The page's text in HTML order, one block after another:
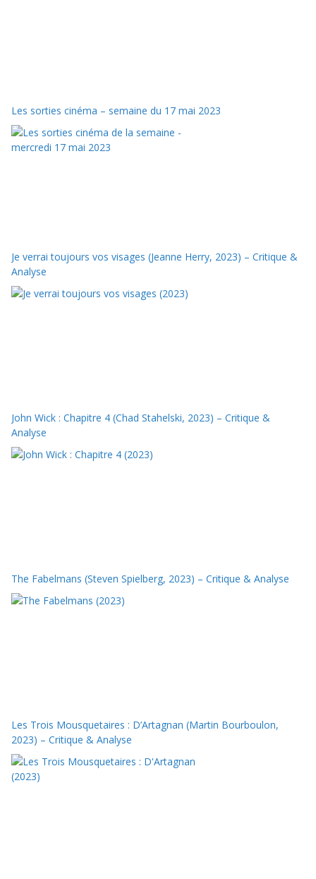
Les sorties cinéma – semaine du 17 mai 2023
Je verrai toujours vos visages (Jeanne Herry, 2023) – Critique &
Analyse
John Wick : Chapitre 4 (Chad Stahelski, 2023) – Critique &
Analyse
The Fabelmans (Steven Spielberg, 2023) – Critique & Analyse
Les Trois Mousquetaires : D’Artagnan (Martin Bourboulon,
2023) – Critique & Analyse